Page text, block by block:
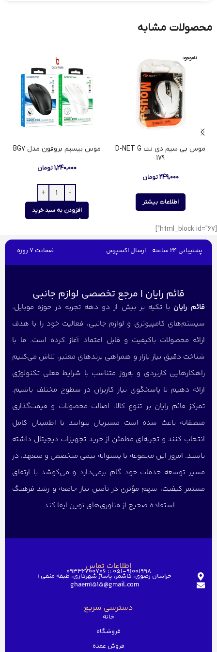
محصولات مشابه
ناموجود
موس بی سیم دی نت D-NET G
179
۲۴۹,۰۰۰ تومان
اطلاعات بیشتر
موس بیسیم بروفون مدل BG7
۱,۲۴۰,۰۰۰ تومان
افزودن به سبد خرید
[html_block id="67"]
پشتیبانی 24 ساعته ارسال اکسپرس ضمانت 7 روزه
قائم رایان | مرجع تخصصی لوازم جانبی
قائم رایان با تکیه بر بیش از دو دهه تجربه در حوزه موبایل،
سیستم‌های کامپیوتری و لوازم جانبی، فعالیت خود را با هدف
ارائه محصولات باکیفیت و قابل اعتماد آغاز کرده است. ما با
شناخت دقیق نیاز بازار و همراهی برندهای معتبر، تلاش می‌کنیم
راهکارهایی کاربردی و به‌روز متناسب با شرایط فعلی تکنولوژی
ارائه دهیم تا پاسخگوی نیاز کاربران در سطوح مختلف باشیم.
تمرکز قائم رایان بر تنوع کالا، اصالت محصولات و قیمت‌گذاری
منصفانه باعث شده است مشتریان بتوانند با اطمینان کامل
انتخاب کنند و تجربه‌ای مطمئن از خرید تجهیزات دیجیتال داشته
باشند. امروز این مجموعه با پشتوانه تیمی متخصص و متعهد، در
مسیر توسعه خدمات خود گام برمی‌دارد و می‌کوشد با ارتقای
مستمر کیفیت، سهم مؤثری در تأمین نیاز جامعه و رشد فرهنگ
استفاده صحیح از فناوری‌های نوین ایفا کند.
اطلاعات تماس051-91001998 ؛؛ 09332700706
خراسان رضوی، کاشمر، پاساژ شهرداری، طبقه منفی ۱
ghaem1515@gmail.com
دسترسی سریع
خانه
فروشگاه
فروش عمده